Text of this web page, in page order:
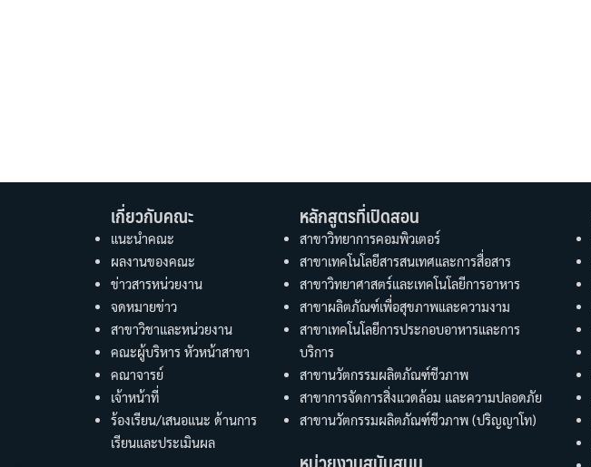
เกี่ยวกับคณะ
แนะนำคณะ
ผลงานของคณะ
ข่าวสารหน่วยงาน
จดหมายข่าว
สาขาวิชาและหน่วยงาน
คณะผู้บริหาร หัวหน้าสาขา
คณาจารย์
เจ้าหน้าที่
ร้องเรียน/เสนอแนะ ด้านการ
เรียนและประเมินผล
หลักสูตรที่เปิดสอน
สาขาวิทยาการคอมพิวเตอร์
สาขาเทคโนโลยีสารสนเทศและการสื่อสาร
สาขาวิทยาศาสตร์และเทคโนโลยีการอาหาร
สาขาผลิตภัณฑ์เพื่อสุขภาพและความงาม
สาขาเทคโนโลยีการประกอบอาหารและการ
บริการ
สาขานวัตกรรมผลิตภัณฑ์ชีวภาพ
สาขาการจัดการสิ่งแวดล้อม และความปลอดภัย
สาขานวัตกรรมผลิตภัณฑ์ชีวภาพ (ปริญญาโท)